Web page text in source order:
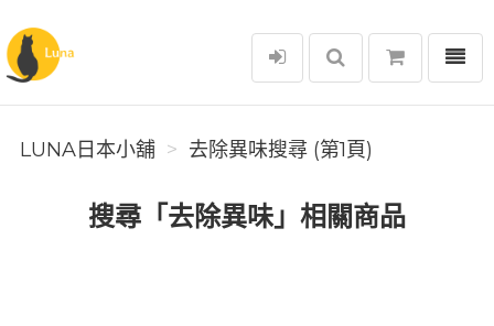
Luna日本小舖
選單
LUNA日本小舖 去除異味搜尋 (第1頁)
搜尋「去除異味」相關商品